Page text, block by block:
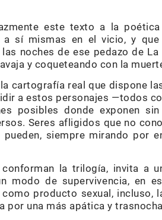
este texto a la
a sí mismas en el vicio, y
noches de ese pedazo de La
y coqueteando con la
cartografía real que dispone
a estos personajes —todos
posibles donde exponen
Seres afligidos que no
siempre mirando por
la trilogía, invita a
modo de supervivencia, en
producto sexual, incluso,
por una más apática y